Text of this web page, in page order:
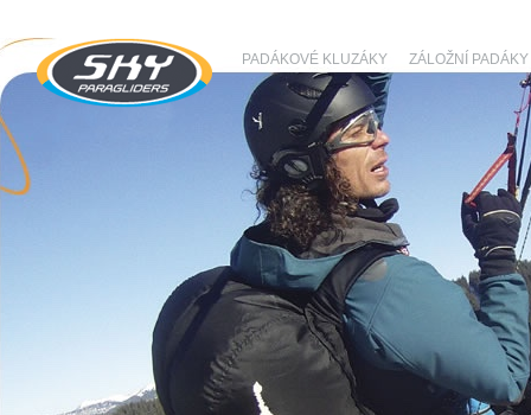
SKY Paragliders
PADÁKOVÉ KLUZÁKY ZÁLOŽNÍ PADÁKY